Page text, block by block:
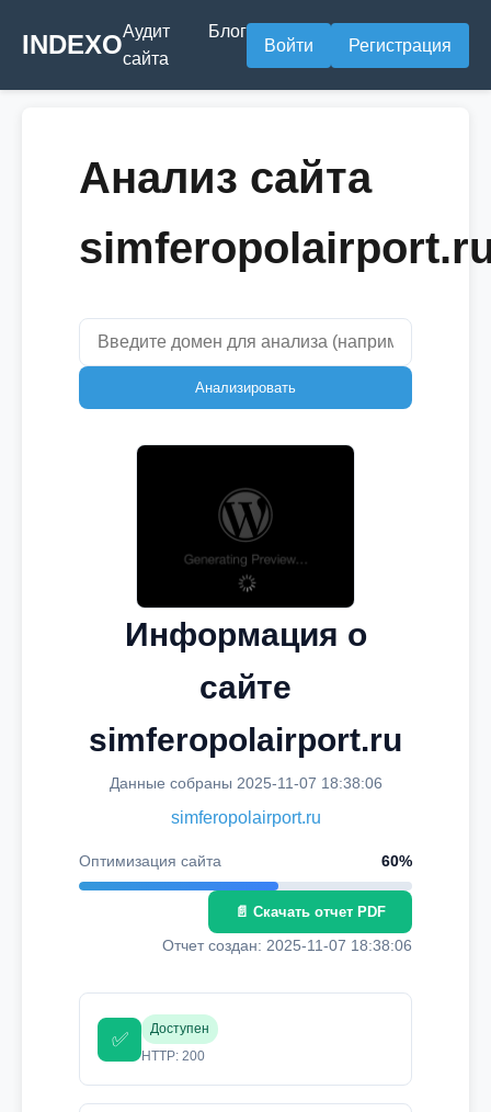
INDEXOАудит
сайта
Блог
Войти Регистрация
Анализ сайта
Анализировать
Информация о
сайте
simferopolairport.ru
Данные собраны 2025-11-07 18:38:06
simferopolairport.ru
Оптимизация сайта 60%
📄 Скачать отчет PDF
Отчет создан: 2025-11-07 18:38:06
✅
Доступен
HTTP: 200